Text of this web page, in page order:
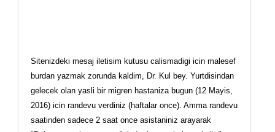
Sitenizdeki mesaj iletisim kutusu calismadigi icin malesef
burdan yazmak zorunda kaldim, Dr. Kul bey. Yurtdisindan
gelecek olan yasli bir migren hastaniza bugun (12 Mayis,
2016) icin randevu verdiniz (haftalar once). Amma randevu
saatinden sadece 2 saat once asistaniniz arayarak